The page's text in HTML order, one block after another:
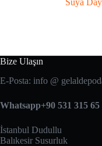
Bize Ulaşın
E-Posta: info @
Whatsapp+90 531 315 65
İstanbul Dudullu
Balıkesir Susurluk